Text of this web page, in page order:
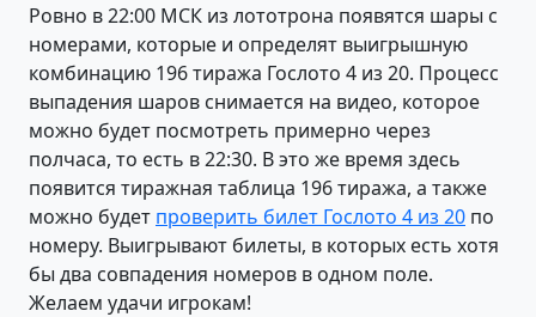
Ровно в 22:00 МСК из лототрона появятся шары с
номерами, которые и определят выигрышную
комбинацию 196 тиража Гослото 4 из 20. Процесс
выпадения шаров снимается на видео, которое
можно будет посмотреть примерно через
полчаса, то есть в 22:30. В это же время здесь
появится тиражная таблица 196 тиража, а также
можно будет проверить билет Гослото 4 из 20 по
номеру. Выигрывают билеты, в которых есть хотя
бы два совпадения номеров в одном поле.
Желаем удачи игрокам!